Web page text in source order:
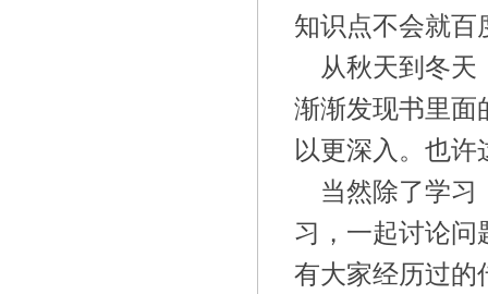
知识点不会就百
从秋天到冬
渐渐发现书里面
以更深入。也
当然除了学习
习，一起讨论问
有大家经历过的